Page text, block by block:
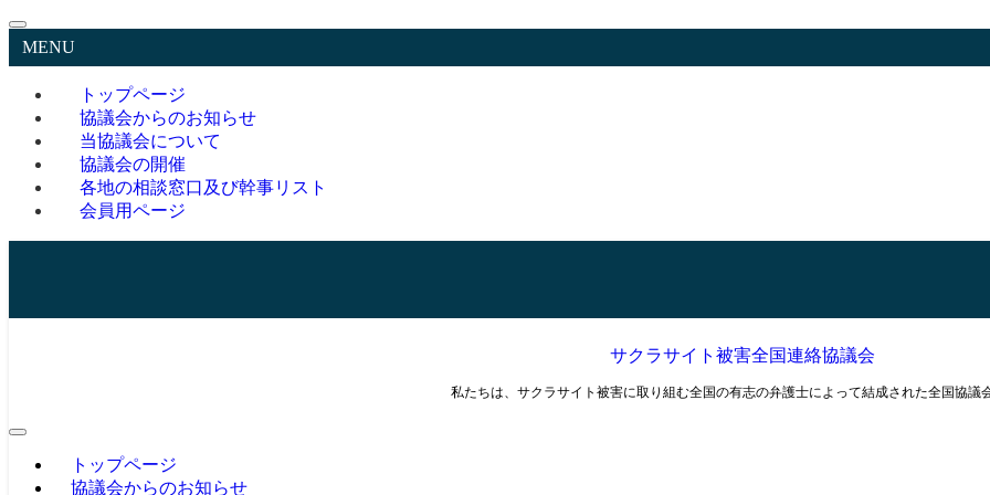
MENU
トップページ
協議会からのお知らせ
当協議会について
協議会の開催
各地の相談窓口及び幹事リスト
会員用ページ
サクラサイト被害全国連絡協議会
私たちは、サクラサイト被害に取り組む全国の有志の弁護士によって結成された全国協議
トップページ
協議会からのお知らせ